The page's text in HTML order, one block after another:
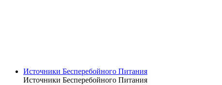
Источники Бесперебойного Питания
Источники Бесперебойного Питания